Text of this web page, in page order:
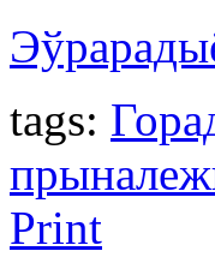
tags:
Print